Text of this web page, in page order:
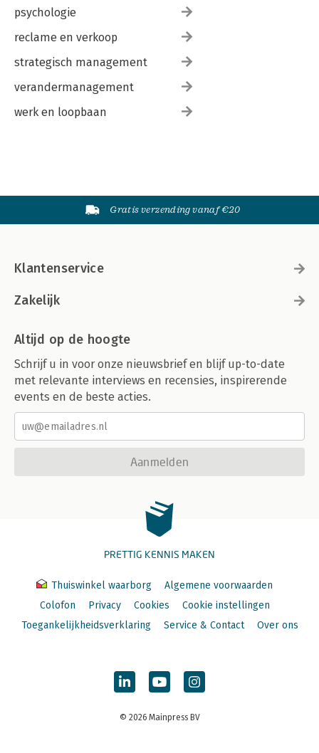
psychologie
reclame en verkoop
strategisch management
verandermanagement
werk en loopbaan
Gratis verzending vanaf €20
Klantenservice
Zakelijk
Altijd op de hoogte
Schrijf u in voor onze nieuwsbrief en blijf up-to-date
met relevante interviews en recensies, inspirerende
events en de beste acties.
Aanmelden
PRETTIG KENNIS MAKEN
Thuiswinkel waarborg
Algemene voorwaarden
Colofon
Privacy Cookies
Cookie instellingen
Toegankelijkheidsverklaring
Service & Contact Over ons
© 2026 Mainpress BV